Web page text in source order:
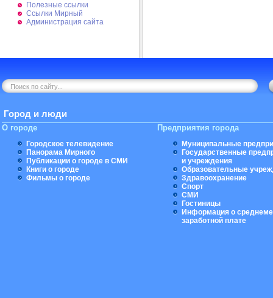
Полезные ссылки
Ссылки Мирный
Администрация сайта
Город и люди
О городе
Городское телевидение
Панорама Мирного
Публикации о городе в СМИ
Книги о городе
Фильмы о городе
Предприятия города
Муниципальные
Государственные
и учреждения
Образовательные
Здравоохранение
Спорт
СМИ
Гостиницы
Информация о
заработной плате